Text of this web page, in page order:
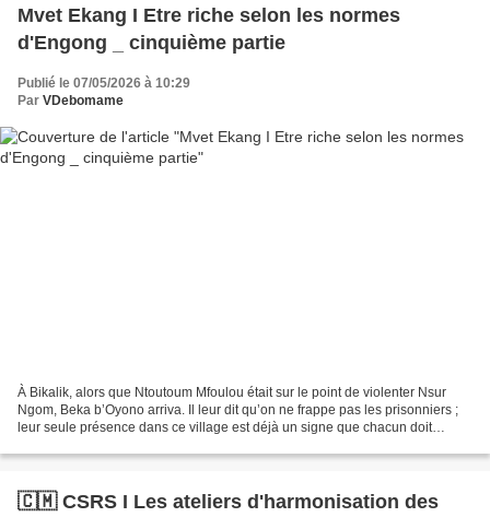
Mvet Ekang I Etre riche selon les normes
d'Engong _ cinquième partie
Publié le 07/05/2026 à 10:29
Par VDebomame
À Bikalik, alors que Ntoutoum Mfoulou était sur le point de violenter Nsur
Ngom, Beka b’Oyono arriva. Il leur dit qu’on ne frappe pas les prisonniers ;
leur seule présence dans ce village est déjà un signe que chacun doit
🇨🇲 CSRS I Les ateliers d'harmonisation des